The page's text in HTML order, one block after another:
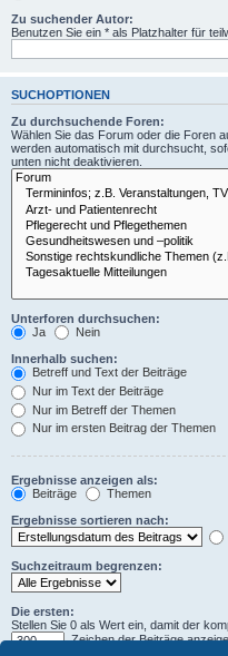
Zu suchender Autor:
Benutzen Sie ein * als Platzhalter für
SUCHOPTIONEN
Zu durchsuchende Foren:
Wählen Sie das Forum oder die Foren
werden automatisch mit durchsucht,
unten nicht deaktivieren.
Unterforen durchsuchen:
Ja
Nein
Innerhalb suchen:
Betreff und Text der Beiträge
Nur im Text der Beiträge
Nur im Betreff der Themen
Nur im ersten Beitrag der Themen
Ergebnisse anzeigen als:
Beiträge
Themen
Ergebnisse sortieren nach:
Suchzeitraum begrenzen:
Die ersten:
Stellen Sie 0 als Wert ein, damit der
Zeichen der Beiträge